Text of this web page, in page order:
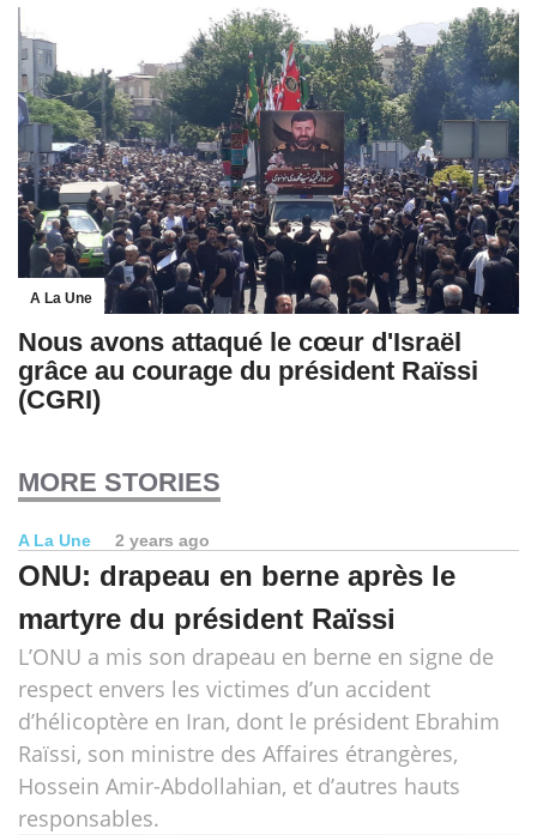
A La Une
Nous avons attaqué le cœur d'Israël
grâce au courage du président Raïssi
(CGRI)
MORE STORIES
A La Une 2 years ago
ONU: drapeau en berne après le
martyre du président Raïssi
L’ONU a mis son drapeau en berne en signe de
respect envers les victimes d’un accident
d’hélicoptère en Iran, dont le président Ebrahim
Raïssi, son ministre des Affaires étrangères,
Hossein Amir-Abdollahian, et d’autres hauts
responsables.